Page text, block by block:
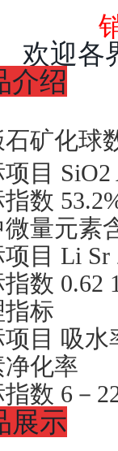
欢迎各
介绍
石矿化球
目 SiO2
数
量元素
目 Li Sr
数 0.62
标
目 吸水
净化率
数 6－
展示